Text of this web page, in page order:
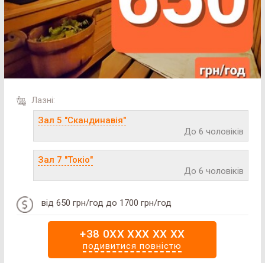
SAN SPA (Сан СПА)
Лазні:
Зал 5 "Скандинавія"
До 6 чоловіків
Зал 7 "Токіо"
До 6 чоловіків
від 650 грн/год до 1700 грн/год
+38 0XX XXX XX XX
подивитися повністю